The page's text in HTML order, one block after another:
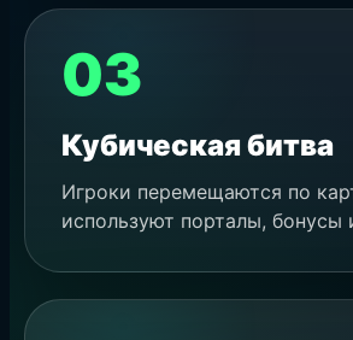
03
Кубическая битва
Игроки перемещаются по
используют порталы, бонусы